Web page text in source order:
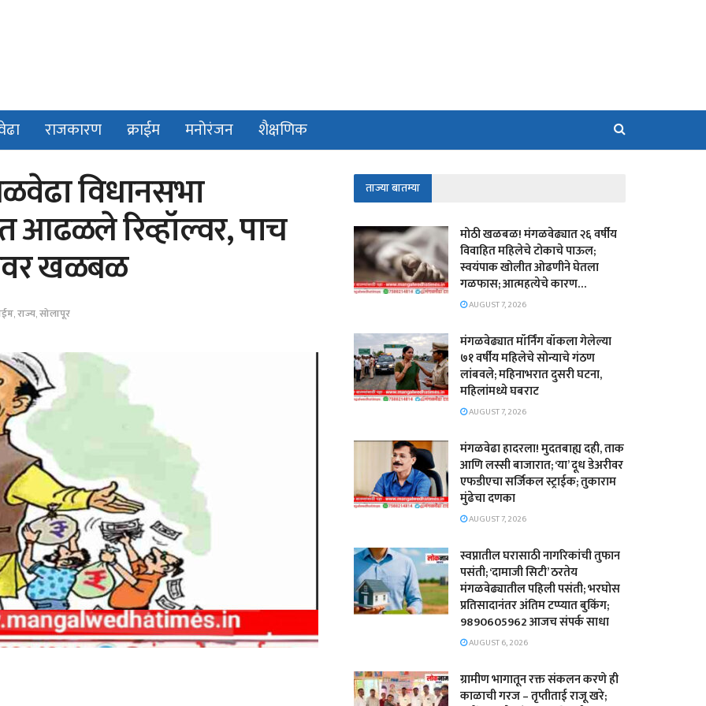
राजकारण क्राईम मनोरंजन शैक्षणिक
विधानसभा
आढळले रिव्हॉल्वर, पाच
खळबळ
,राज्य,सोलापूर
ताज्या बातम्या
मोठी खळबळ! मंगळवेढ्यात २६ वर्षीय
विवाहित महिलेचे टोकाचे पाऊल;
स्वयंपाक खोलीत ओढणीने घेतला
गळफास; आत्महत्येचे कारण…
AUGUST 7, 2026
मंगळवेढ्यात मॉर्निंग वॉकला गेलेल्या
७१ वर्षीय महिलेचे सोन्याचे गंठण
लांबवले; महिनाभरात दुसरी घटना,
महिलांमध्ये घबराट
AUGUST 7, 2026
​मंगळवेढा हादरला! मुदतबाह्य दही, ताक
आणि लस्सी बाजारात; ‘या’ दूध डेअरीवर
एफडीएचा सर्जिकल स्ट्राईक; ​तुकाराम
मुंढेचा दणका
AUGUST 7, 2026
स्वप्नातील घरासाठी नागरिकांची तुफान
पसंती; ‘दामाजी सिटी’ ठरतेय
मंगळवेढ्यातील पहिली पसंती; भरघोस
प्रतिसादानंतर अंतिम टप्प्यात बुकिंग;
9890605962 आजच संपर्क साधा
AUGUST 6, 2026
ग्रामीण भागातून रक्त संकलन करणे ही
काळाची गरज – तृप्तीताई राजू खरे;